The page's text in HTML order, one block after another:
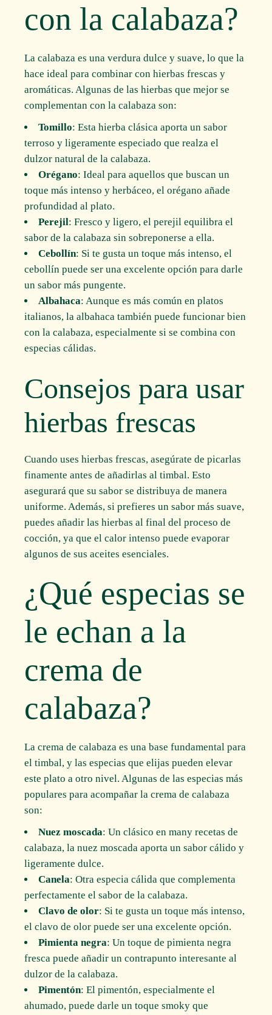
con la calabaza?
La calabaza es una verdura dulce y suave, lo que la
hace ideal para combinar con hierbas frescas y
aromáticas. Algunas de las hierbas que mejor se
complementan con la calabaza son:
Tomillo: Esta hierba clásica aporta un sabor
terroso y ligeramente especiado que realza el
dulzor natural de la calabaza.
Orégano: Ideal para aquellos que buscan un
toque más intenso y herbáceo, el orégano añade
profundidad al plato.
Perejil: Fresco y ligero, el perejil equilibra el
sabor de la calabaza sin sobreponerse a ella.
Cebollín: Si te gusta un toque más intenso, el
cebollín puede ser una excelente opción para darle
un sabor más pungente.
Albahaca: Aunque es más común en platos
italianos, la albahaca también puede funcionar bien
con la calabaza, especialmente si se combina con
especias cálidas.
Consejos para usar
hierbas frescas
Cuando uses hierbas frescas, asegúrate de picarlas
finamente antes de añadirlas al timbal. Esto
asegurará que su sabor se distribuya de manera
uniforme. Además, si prefieres un sabor más suave,
puedes añadir las hierbas al final del proceso de
cocción, ya que el calor intenso puede evaporar
algunos de sus aceites esenciales.
¿Qué especias se
le echan a la
crema de
calabaza?
La crema de calabaza es una base fundamental para
el timbal, y las especias que elijas pueden elevar
este plato a otro nivel. Algunas de las especias más
populares para acompañar la crema de calabaza
son:
Nuez moscada: Un clásico en many recetas de
calabaza, la nuez moscada aporta un sabor cálido y
ligeramente dulce.
Canela: Otra especia cálida que complementa
perfectamente el sabor de la calabaza.
Clavo de olor: Si te gusta un toque más intenso,
el clavo de olor puede ser una excelente opción.
Pimienta negra: Un toque de pimienta negra
fresca puede añadir un contrapunto interesante al
dulzor de la calabaza.
Pimentón: El pimentón, especialmente el
ahumado, puede darle un toque smoky que